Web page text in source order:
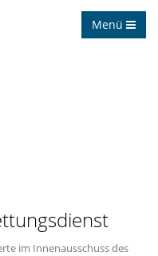
Menü
im Innenausschuss des